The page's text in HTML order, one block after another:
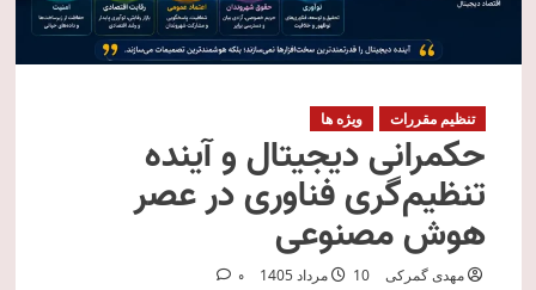
تنظیم مقررات ویژه ها
حکمرانی دیجیتال و آینده
تنظیم‌گری فناوری در عصر
هوش مصنوعی
مهدی گمرکی 10 مرداد 1405 0